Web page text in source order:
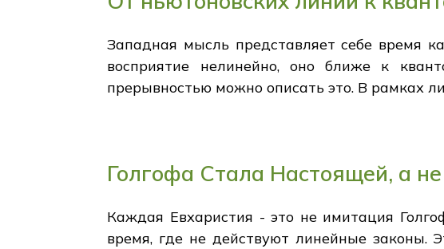
Западная мысль представляет себе время
восприятие нелинейно, оно ближе к
прерывностью можно описать это. В рамках
Голгофа Стала Настоящей, а
Каждая Евхаристия - это не имитация
время, где не действуют линейные законы.